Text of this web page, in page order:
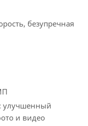
безупречная
улучшенный
и видео